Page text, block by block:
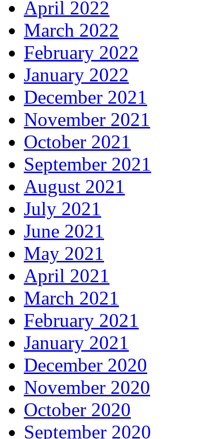
April 2022
March 2022
February 2022
January 2022
December 2021
November 2021
October 2021
September 2021
August 2021
July 2021
June 2021
May 2021
April 2021
March 2021
February 2021
January 2021
December 2020
November 2020
October 2020
September 2020